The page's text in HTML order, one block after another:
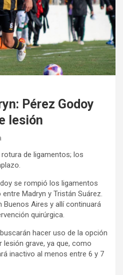
Pérez Godoy
lesión
de ligamentos; los
se rompió los ligamentos
Madryn y Tristán Suárez.
Buenos Aires y allí continuará
quirúrgica.
hacer uso de la opción
grave, ya que, como
inactivo al menos entre 6 y 7